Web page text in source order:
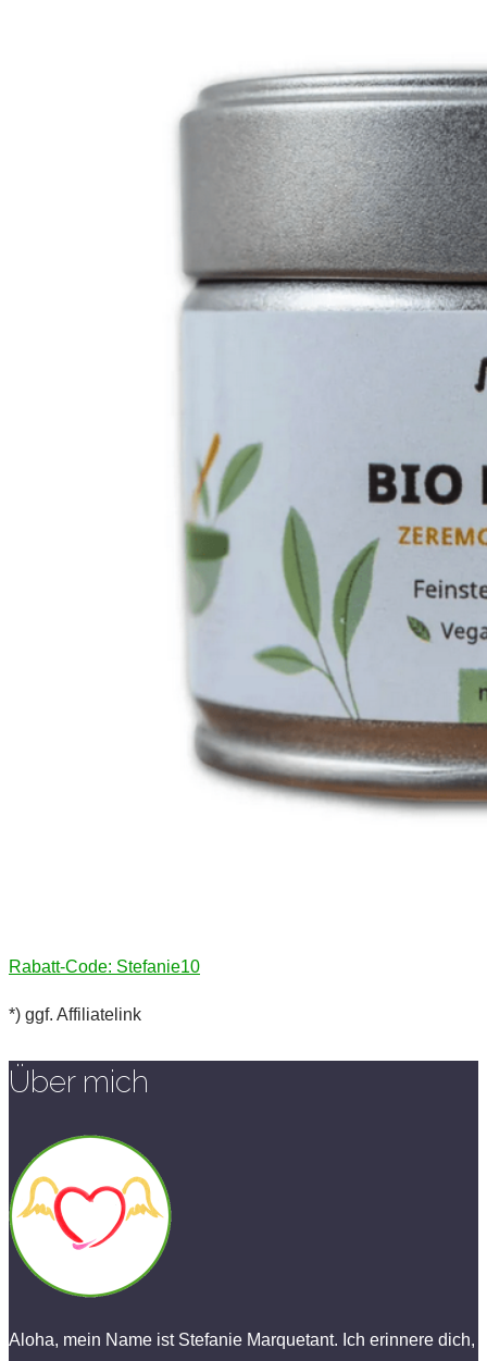
Rabatt-Code: Stefanie10
*) ggf. Affiliatelink
Über mich
Aloha, mein Name ist Stefanie Marquetant. Ich erinnere dich,